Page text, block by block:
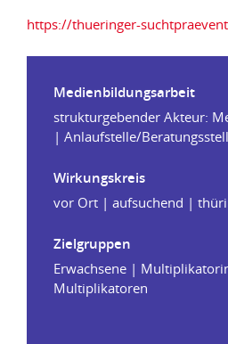
https://thueringer-
Medienbildungsarbeit
strukturgebender Akteur:
| Anlaufstelle/
Wirkungskreis
vor Ort | aufsuchend |
Zielgruppen
Erwachsene |
Multiplikatoren